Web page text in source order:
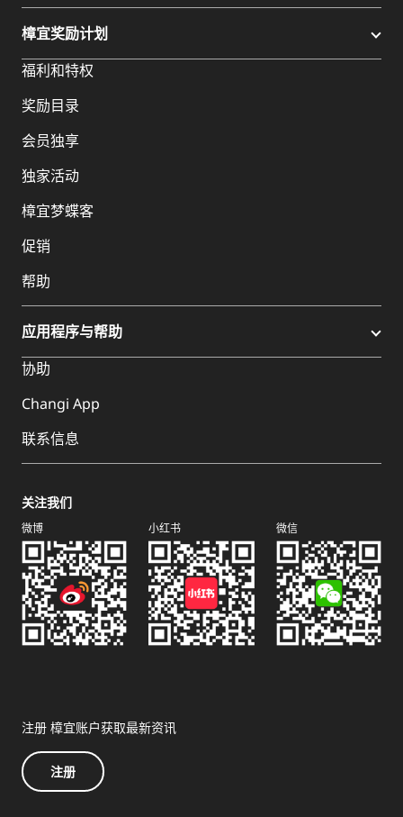
樟宜奖励计划
福利和特权
奖励目录
会员独享
独家活动
樟宜梦蝶客
促销
帮助
应用程序与帮助
协助
Changi App
联系信息
关注我们
微博 小红书 微信
注册 樟宜账户获取最新资讯
注册